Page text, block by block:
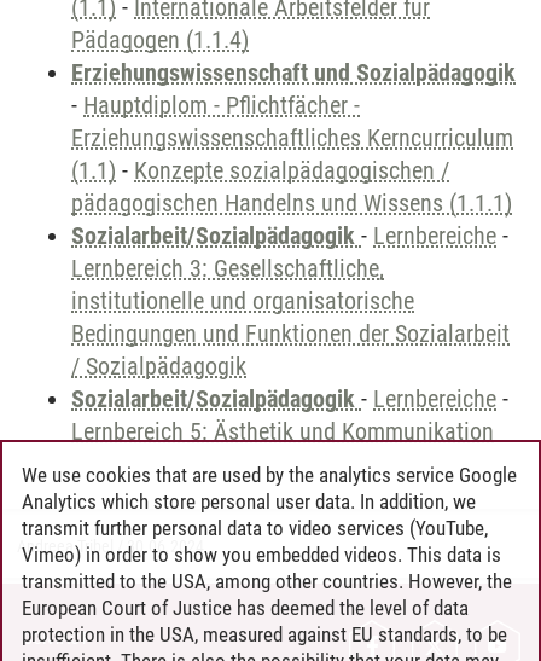
(1.1) - Internationale Arbeitsfelder für
Pädagogen (1.1.4)
Erziehungswissenschaft und Sozialpädagogik
- Hauptdiplom - Pflichtfächer -
Erziehungswissenschaftliches Kerncurriculum
(1.1) - Konzepte sozialpädagogischen /
pädagogischen Handelns und Wissens (1.1.1)
Sozialarbeit/Sozialpädagogik - Lernbereiche -
Lernbereich 3: Gesellschaftliche,
institutionelle und organisatorische
Bedingungen und Funktionen der Sozialarbeit
/ Sozialpädagogik
Sozialarbeit/Sozialpädagogik - Lernbereiche -
Lernbereich 5: Ästhetik und Kommunikation
Andreea Tribel 30.06.2024
CONTACT
We use cookies that are used by the analytics service Google
Analytics which store personal user data. In addition, we
transmit further personal data to video services (YouTube,
Vimeo) in order to show you embedded videos. This data is
transmitted to the USA, among other countries. However, the
European Court of Justice has deemed the level of data
protection in the USA, measured against EU standards, to be